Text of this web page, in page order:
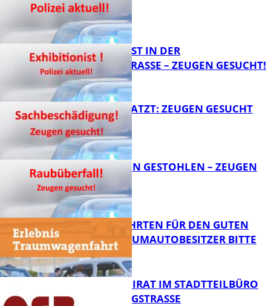
EXHIBITIONIST IN DER
VELMANNSTRASSE – ZEUGEN GESUCHT!
AUTO ZERKRATZT: ZEUGEN GESUCHT
FB News
TEURE KETTEN GESTOHLEN – ZEUGEN
GESUCHT!
SPENDENFAHRTEN FÜR DEN GUTEN
ZWECK – TRAUMAUTOBESITZER BITTE
MELDEN!
SENIORENBEIRAT IM STADTTEILBÜRO
IN DER KÖNIGSTRASSE